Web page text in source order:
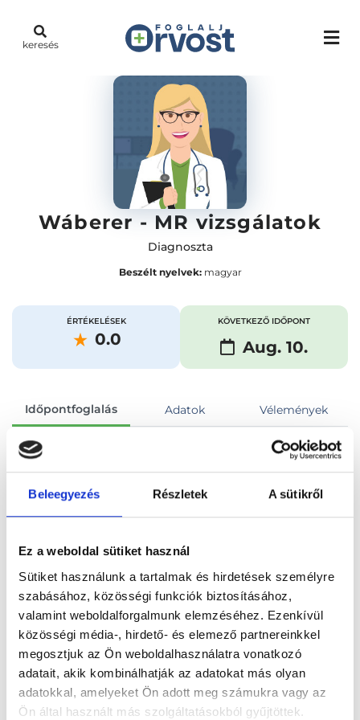
Beleegyezés Részletek A sütikről
Ez a weboldal sütiket használ
Sütiket használunk a tartalmak és hirdetések személyre
szabásához, közösségi funkciók biztosításához,
valamint weboldalforgalmunk elemzéséhez. Ezenkívül
közösségi média-, hirdető- és elemező partnereinkkel
megosztjuk az Ön weboldalhasználatra vonatkozó
adatait, akik kombinálhatják az adatokat más olyan
adatokkal, amelyeket Ön adott meg számukra vagy az
Ön által használt más szolgáltatásokból gyűjtöttek.
keresés
Wáberer - MR vizsgálatok
Diagnoszta
Beszélt nyelvek:magyar
ÉRTÉKELÉSEK
0.0
KÖVETKEZŐ IDŐPONT
Aug. 10.
Időpontfoglalás Adatok Vélemények
Összes szakterület Has és kismedence natív MR vizsgálata
Főoldal Orvosok Diagnoszta
Diagnoszta, Budapest, XII. kerület
Wáberer - MR vizsgálatok